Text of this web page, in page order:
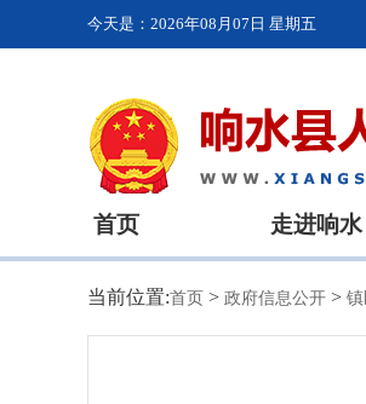
今天是： 2026年08月07日 星期五
首页 走进响水
当前位置:首页 > 政府信息公开 >